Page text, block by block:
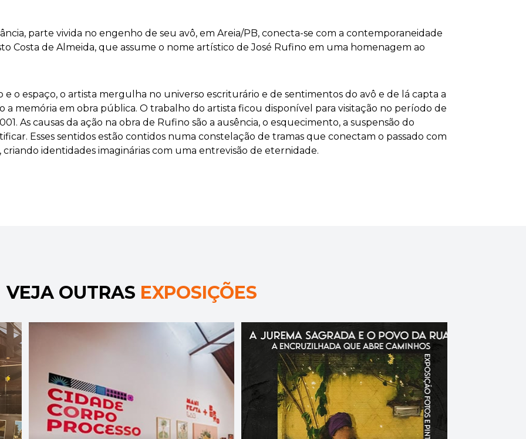
parte vivida no engenho de seu avô, em Areia/PB, conecta-se com a contemporaneidade
Costa de Almeida, que assume o nome artístico de José Rufino em uma homenagem ao
o espaço, o artista mergulha no universo escriturário e de sentimentos do avô e de lá capta a
a memória em obra pública. O trabalho do artista ficou disponível para visitação no período de
As causas da ação na obra de Rufino são a ausência, o esquecimento, a suspensão do
Esses sentidos estão contidos numa constelação de tramas que conectam o passado com
identidades imaginárias com uma entrevisão de eternidade.
VEJA OUTRAS EXPOSIÇÕES